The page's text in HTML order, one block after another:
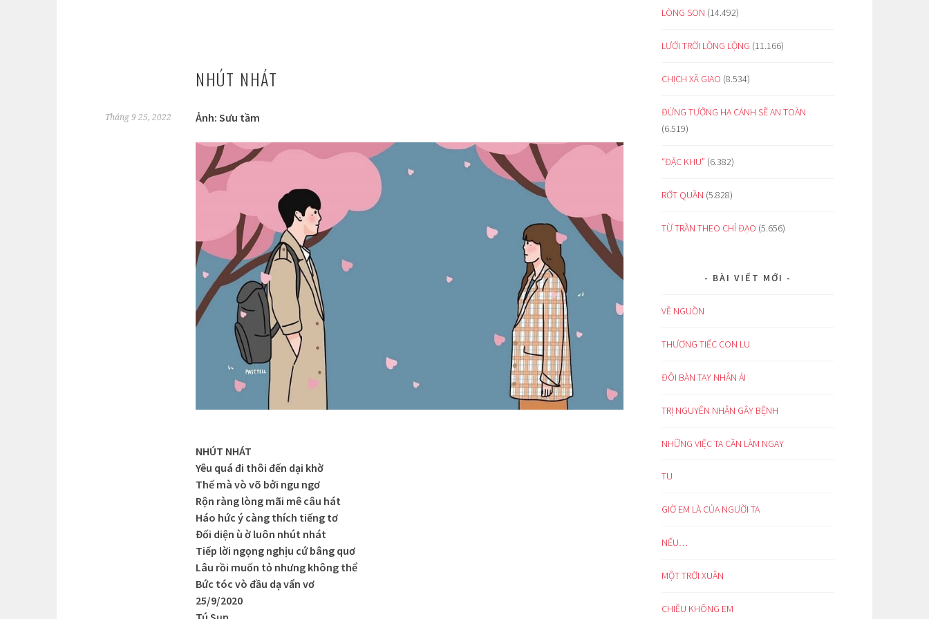
NHÚT NHÁT
Tháng 9 25, 2022 Ảnh: Sưu tầm
NHÚT NHÁT
Yêu quá đi thôi đến dại khờ
Thế mà vò võ bởi ngu ngơ
Rộn ràng lòng mãi mê câu hát
Háo hức ý càng thích tiếng tơ
Đối diện ù ờ luôn nhút nhát
Tiếp lời ngọng nghịu cứ bâng quơ
Lâu rồi muốn tỏ nhưng không thể
Bức tóc vò đầu dạ vẩn vơ
25/9/2020
LÒNG SON (14.492)
LƯỚI TRỜI LỒNG LỘNG (11.166)
CHỊCH XÃ GIAO (8.534)
ĐỪNG TƯỞNG HẠ CÁNH SẼ AN TOÀN
(6.519)
“ĐẶC KHU” (6.382)
RỚT QUẦN (5.828)
TỪ TRẦN THEO CHỈ ĐẠO (5.656)
BÀI VIẾT MỚI
VỀ NGUỒN
THƯƠNG TIẾC CON LU
ĐÔI BÀN TAY NHÂN ÁI
TRỊ NGUYÊN NHÂN GÂY BỆNH
NHỮNG VIỆC TA CẦN LÀM NGAY
TU
GIỜ EM LÀ CỦA NGƯỜI TA
NẾU…
MỘT TRỜI XUÂN
CHIỀU KHÔNG EM